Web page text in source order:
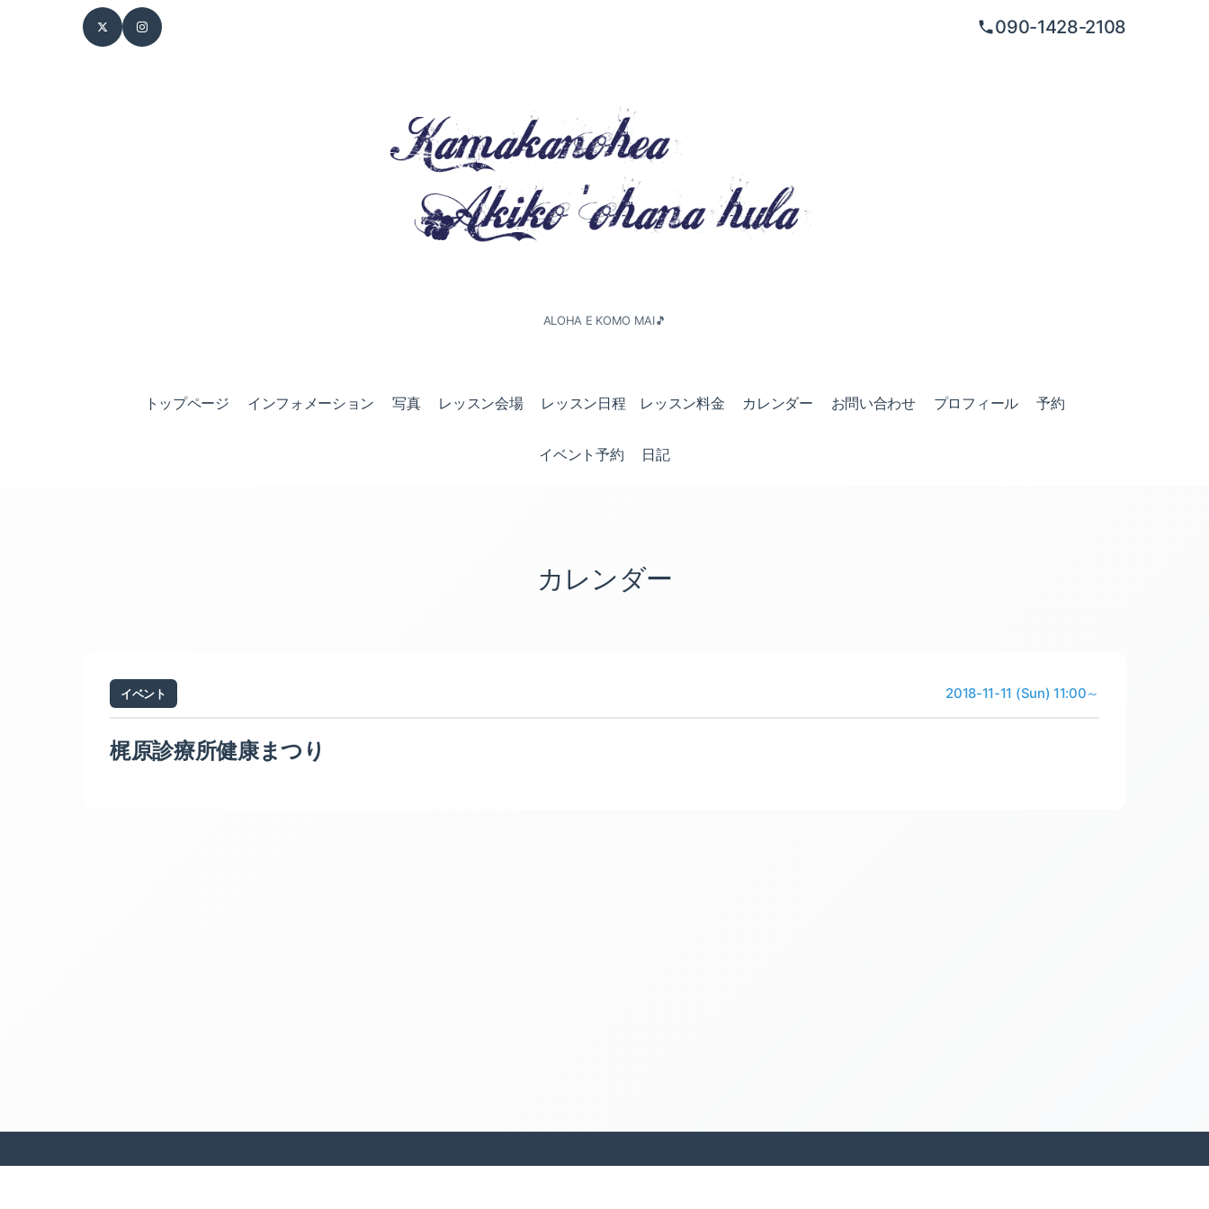
090-1428-2108
ALOHA E KOMO MAI🎵
トップページ インフォメーション 写真 レッスン会場 レッスン日程 レッスン料金 カレンダー お問い合わせ プロフィール 予約
イベント予約 日記
カレンダー
イベント 2018-11-11 (Sun) 11:00～
梶原診療所健康まつり